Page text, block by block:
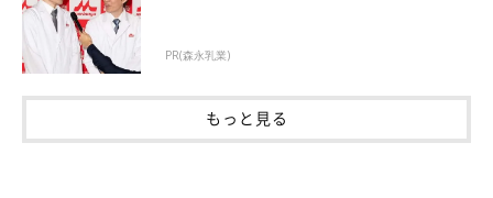
PR(森永乳業)
もっと見る